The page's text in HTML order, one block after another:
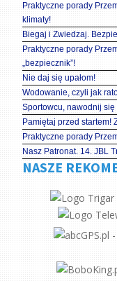
Praktyczne porady
klimaty!
Biegaj i Zwiedzaj.
Praktyczne porady
„bezpiecznik”!
Nie daj się upałom!
Wodowanie, czyli jak
Sportowcu, nawodnij się
Pamiętaj przed startem!
Praktyczne porady
Nasz Patronat. 14. JBL
NASZE